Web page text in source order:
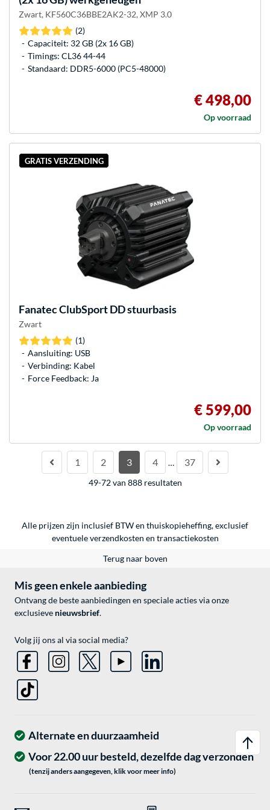
Zwart, KF560C36BBE2AK2-32, XMP 3.0
(2)
Capaciteit: 32 GB (2x 16 GB)
Timings: CL36 44-44
Standaard: DDR5-6000 (PC5-48000)
€ 498,00
Op voorraad
GRATIS VERZENDING
FanatecClubSport DD stuurbasis
Zwart
(1)
Aansluiting: USB
Verbinding: Kabel
Force Feedback: Ja
€ 599,00
Op voorraad
1 2 3 4 … 37
49-72 van 888 resultaten
Alle prijzen zijn inclusief BTW en thuiskopieheffing, exclusief
eventueleverzendkosten en transactiekosten
Terug naar boven
Mis geen enkele aanbieding
Ontvang de beste aanbiedingen en speciale acties via onze
exclusieve nieuwsbrief.
Volg jij ons al via social media?
Alternate en duurzaamheid
Voor 22.00 uur besteld, dezelfde dag verzonden
(tenzij anders aangegeven, klik voor meer info)